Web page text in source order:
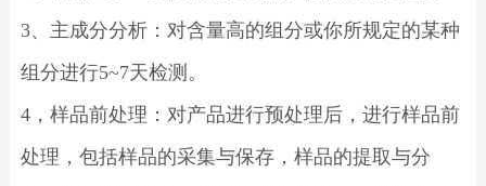
3、主成分分析：对含量高的组分或你所规定的某种
组分进行5~7天检测。
4，样品前处理：对产品进行预处理后，进行样品前
处理，包括样品的采集与保存，样品的提取与分